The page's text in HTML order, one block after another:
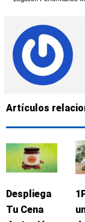
Artículos
Despliega
Tu Cena